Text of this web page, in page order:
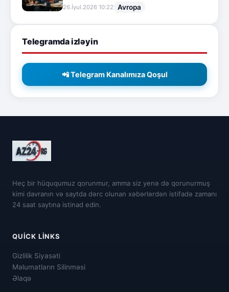
26.İyul.2026 10:22 Avropa
Telegramda izləyin
📲 Telegram Kanalımıza Qoşul
Heç bir hüququmuz qorunmur, amma siz yenə də qorunurmuş
kimi davranın və saytda dərc olunan xəbərlərdən istifadə zamanı
24 saat saytına istinad edin.
QUICK LINKS
Gizlilik Siyasəti
Məlumatların Silinməsi
Əlaqə